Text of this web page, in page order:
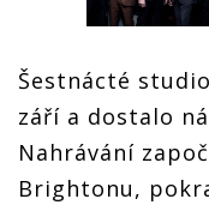
Nick Cave hledá po
smrti syna cestu z
temnoty. Nové
ho i film
Šestnácté
září a dostalo
Nahrávání
Brightonu,